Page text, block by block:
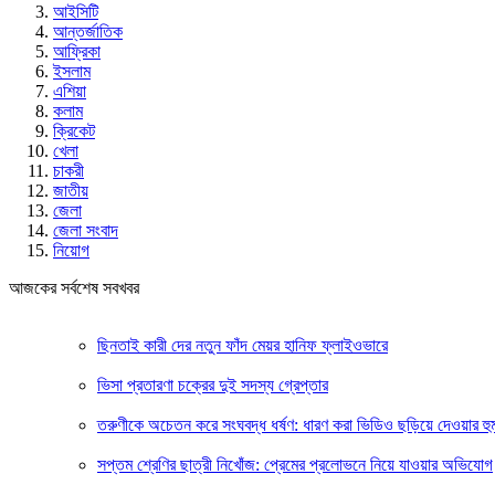
আইসিটি
আন্তর্জাতিক
আফ্রিকা
ইসলাম
এশিয়া
কলাম
ক্রিকেট
খেলা
চাকরী
জাতীয়
জেলা
জেলা সংবাদ
নিয়োগ
আজকের সর্বশেষ সবখবর
ছিনতাই কারী দের নতুন ফাঁদ মেয়র হানিফ ফ্লাইওভারে
ভিসা প্রতারণা চক্রের দুই সদস্য গ্রেপ্তার
তরুণীকে অচেতন করে সংঘবদ্ধ ধর্ষণ: ধারণ করা ভিডিও ছড়িয়ে দেওয়ার
সপ্তম শ্রেণির ছাত্রী নিখোঁজ: প্রেমের প্রলোভনে নিয়ে যাওয়ার অভিযোগ